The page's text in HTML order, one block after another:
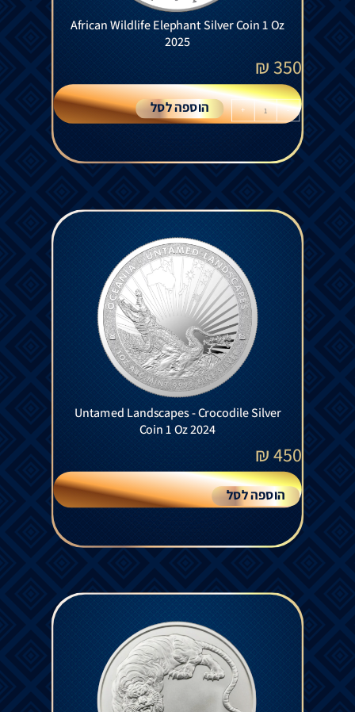
African Wildlife Elephant Silver Coin 1 Oz
2025
350
₪
-
+ הוספה לסל
Untamed Landscapes - Crocodile Silver
Coin 1 Oz 2024
450
₪
הוספה לסל